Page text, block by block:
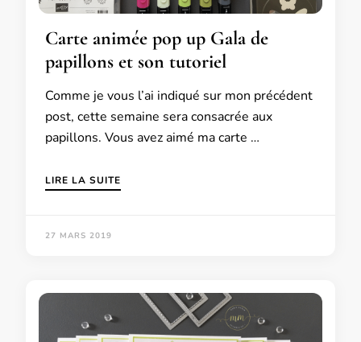
Carte animée pop up Gala de
papillons et son tutoriel
Comme je vous l’ai indiqué sur mon précédent
post, cette semaine sera consacrée aux
papillons. Vous avez aimé ma carte …
LIRE LA SUITE
27 MARS 2019